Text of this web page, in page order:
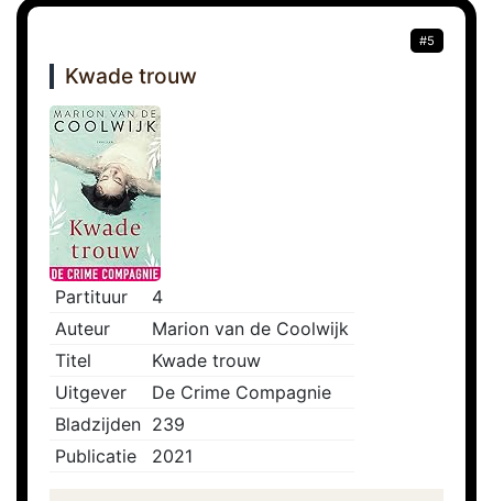
#5
Kwade trouw
Partituur
4
Auteur
Marion van de Coolwijk
Titel
Kwade trouw
Uitgever
De Crime Compagnie
Bladzijden 239
Publicatie
2021